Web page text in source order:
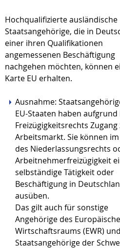
Hochqualifizierte ausländische
Staatsangehörige, die in
einer ihren Qualifikationen
angemessenen Beschäftigung
nachgehen möchten, können
Karte EU erhalten.
Ausnahme:
EU-Staaten haben aufgrund
Freizügigkeitsrechts Zugang
Arbeitsmarkt. Sie können
des Niederlassungsrechts
Arbeitnehmerfreizügigkeit
selbständige Tätigkeit oder
Beschäftigung in
ausüben.
Das gilt auch für sonstige
Angehörige des
Wirtschaftsraums (EWR)
Staatsangehörige der